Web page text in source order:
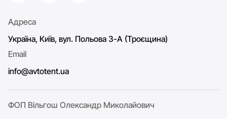
Адреса
Україна, Київ, вул. Польова 3-А (Троєщина)
Email
info@avtotent.ua
ФОП Вільгош Олександр Миколайович